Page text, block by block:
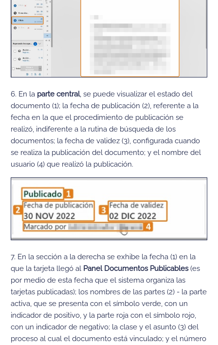
6. En la parte central, se puede visualizar el estado del
documento (1); la fecha de publicación (2), referente a la
fecha en la que el procedimiento de publicación se
realizó, indiferente a la rutina de búsqueda de los
documentos; la fecha de validez (3), configurada cuando
se realiza la publicación del documento; y el nombre del
usuario (4) que realizó la publicación.
7. En la sección a la derecha se exhibe la fecha (1) en la
que la tarjeta llegó al Panel Documentos Publicables(es
por medio de esta fecha que el sistema organiza las
tarjetas publicadas); los nombres de las partes (2) - la parte
activa, que se presenta con el símbolo verde, con un
indicador de positivo, y la parte roja con el símbolo rojo,
con un indicador de negativo; la clase y el asunto (3) del
proceso al cual el documento está vinculado; y el número